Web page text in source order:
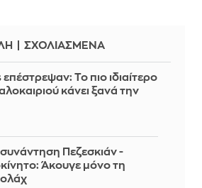
ΣΧΟΛΙΑΣΜΕΝΑ
Το πιο ιδιαίτερο
κάνει ξανά την
Πεζεσκιάν -
Άκουγε μόνο τη